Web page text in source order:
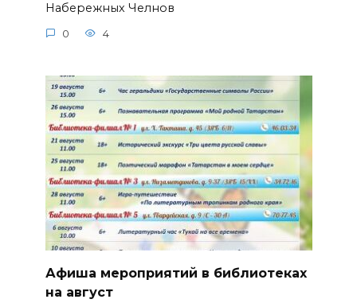
Набережных Челнов
0 4
Афиша мероприятий в библиотеках
на август